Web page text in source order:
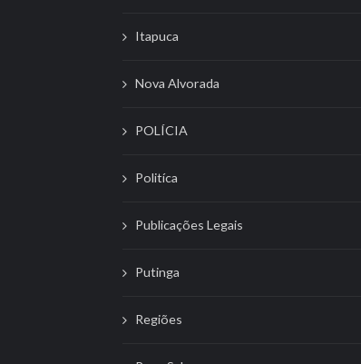
Itapuca
Nova Alvorada
POLÍCIA
Politíca
Publicações Legais
Putinga
Regiões